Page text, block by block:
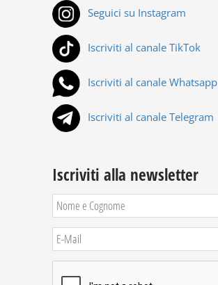
Seguici su Instagram
Iscriviti al canale TikTok
Iscriviti al canale Whatsapp
Iscriviti al canale Telegram
Iscriviti alla newsletter